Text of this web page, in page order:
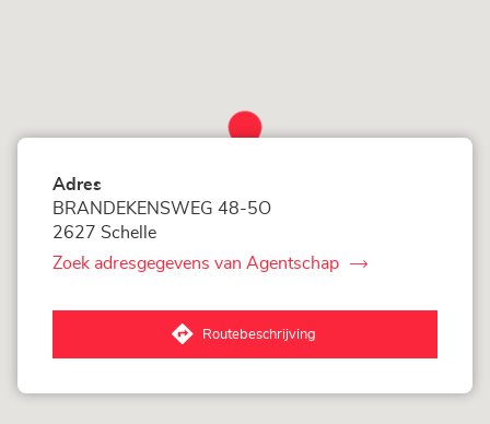
Adres
BRANDEKENSWEG 48-5O
2627 Schelle
Zoek adresgegevens van Agentschap
van
Routebeschrijving
naar
Agentschap